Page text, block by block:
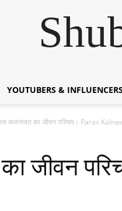
YOUTUBERS & INFLUENCERS
कलनावत का जीवन परिचय। Paras
जीवन